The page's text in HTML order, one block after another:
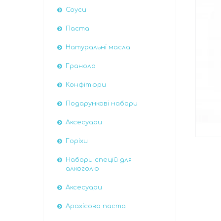
Соуси
Паста
Натуральні масла
Гранола
Конфітюри
Подарункові набори
Аксесуари
Горіхи
Набори спецій для
алкоголю
Аксесуари
Арахісова паста